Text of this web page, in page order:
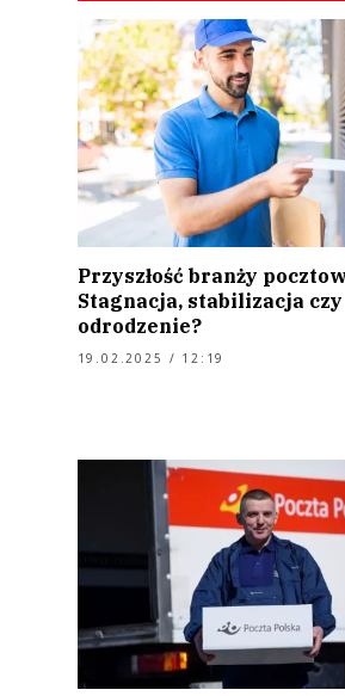
Przyszłość branży
Stagnacja, stabilizacja czy
odrodzenie?
19.02.2025 / 12:19